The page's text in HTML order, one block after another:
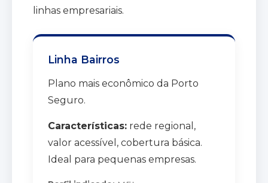
linhas empresariais.
Linha Bairros
Plano mais econômico da Porto
Seguro.
Características: rede regional,
valor acessível, cobertura básica.
Ideal para pequenas empresas.